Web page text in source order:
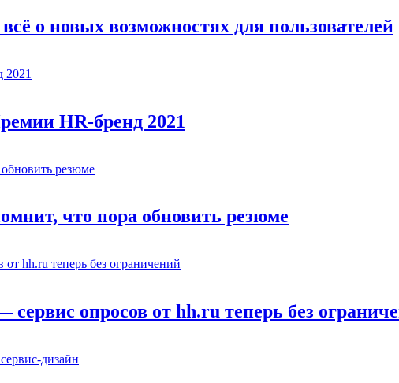
о новых возможностях для пользователей
HR-бренд 2021
что пора обновить резюме
опросов от hh.ru теперь без